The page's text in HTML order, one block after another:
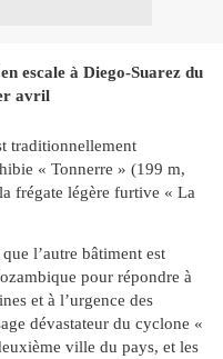
escale à Diego-Suarez du
avril
traditionnellement
« Tonnerre » (199 m,
frégate légère furtive « La
l’autre bâtiment est
pour répondre à
et à l’urgence des
dévastateur du cyclone «
ville du pays, et les